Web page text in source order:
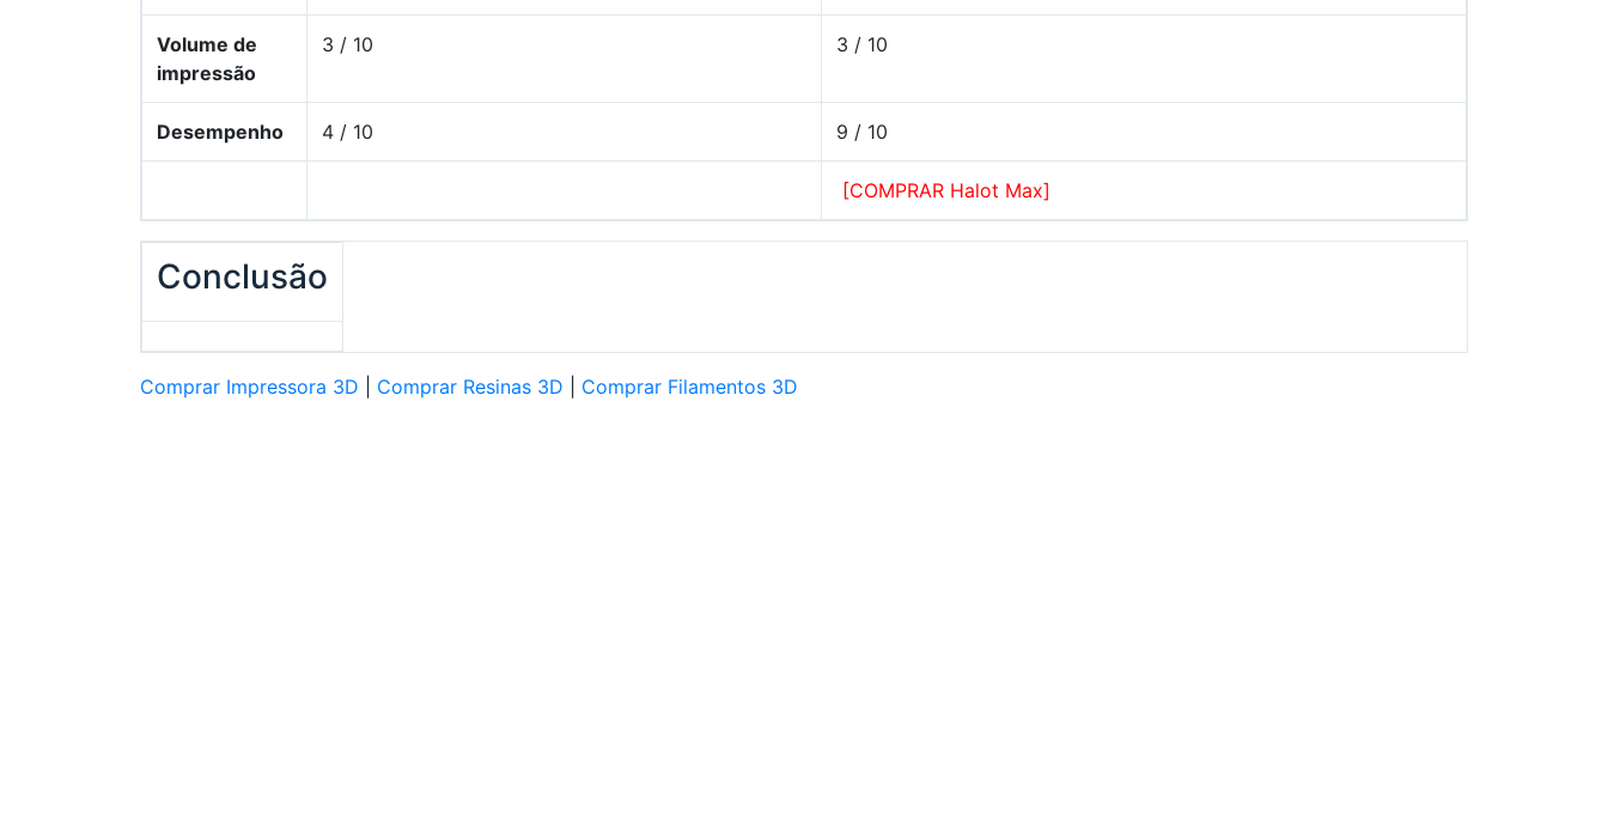
Volume de
impressão
3 / 10 3 / 10
Desempenho 4 / 10 9 / 10
[COMPRAR Halot Max]
Conclusão
Comprar Impressora 3D Comprar Resinas 3D Comprar Filamentos 3D